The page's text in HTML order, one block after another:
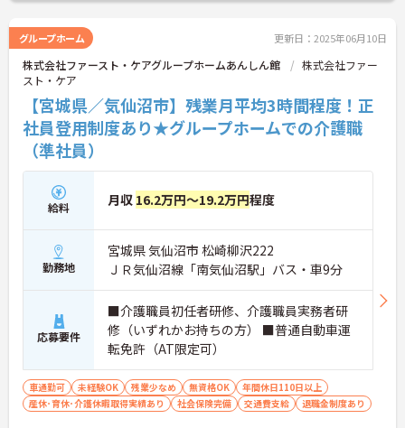
グループホーム 更新日：2025年06月10日
株式会社ファースト・ケアグループホームあんしん館
株式会社ファー
スト・ケア
【宮城県／気仙沼市】残業月平均3時間程度！正
社員登用制度あり★グループホームでの介護職
（準社員）
給料 月収 16.2万円～19.2万円程度
勤務地
宮城県 気仙沼市 松崎柳沢222
ＪＲ気仙沼線「南気仙沼駅」バス・車9分
応募要件
■介護職員初任者研修、介護職員実務者研
修（いずれかお持ちの方） ■普通自動車運
転免許（AT限定可）
車通勤可 未経験OK 残業少なめ 無資格OK
年間休日110日以上
産休･育休･介護休暇取得実績あり
社会保険完備 交通費支給 退職金制度あり